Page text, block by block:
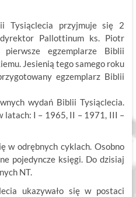
Tysiąclecia przyjmuje się 2
Pallottinum ks. Piotr
pierwsze egzemplarze Biblii
Jesienią tego samego roku
egzemplarz Biblii
wydań Biblii Tysiąclecia.
latach: I – 1965, II – 1971, III –
w odrębnych cyklach. Osobno
pojedyncze księgi. Do dzisiaj
NT.
ukazywało się w postaci